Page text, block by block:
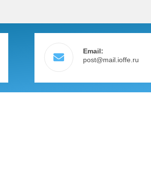
Email:
post@mail.ioffe.ru